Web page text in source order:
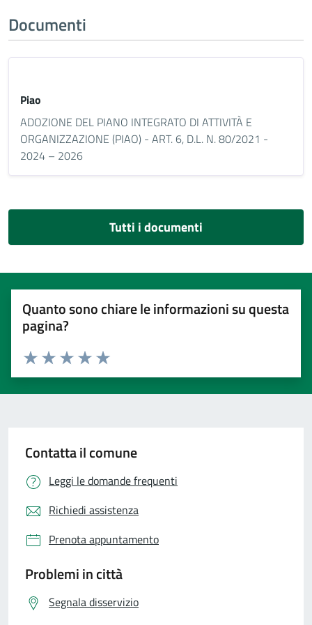
Documenti
Piao
ADOZIONE DEL PIANO INTEGRATO DI ATTIVITÀ E
ORGANIZZAZIONE (PIAO) - ART. 6, D.L. N. 80/2021 -
2024 – 2026
Tutti i documenti
Quanto sono chiare le informazioni su questa
pagina?
Valuta 5 stelle su 5
Valuta 4 stelle su 5
Valuta 3 stelle su 5
Valuta 2 stelle su 5
Valuta 1 stelle su 5
Contatta il comune
Leggi le domande frequenti
Richiedi assistenza
Prenota appuntamento
Problemi in città
Segnala disservizio